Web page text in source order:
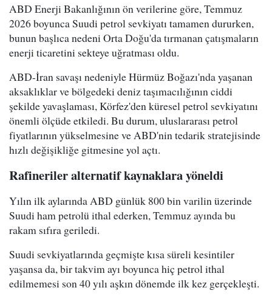
ABD Enerji Bakanlığının ön verilerine göre, Temmuz
2026 boyunca Suudi petrol sevkiyatı tamamen dururken,
bunun başlıca nedeni Orta Doğu'da tırmanan çatışmaların
enerji ticaretini sekteye uğratması oldu.
ABD-İran savaşı nedeniyle Hürmüz Boğazı'nda yaşanan
aksaklıklar ve bölgedeki deniz taşımacılığının ciddi
şekilde yavaşlaması, Körfez'den küresel petrol sevkiyatını
önemli ölçüde etkiledi. Bu durum, uluslararası petrol
fiyatlarının yükselmesine ve ABD'nin tedarik stratejisinde
hızlı değişikliğe gitmesine yol açtı.
Rafineriler alternatif kaynaklara yöneldi
Yılın ilk aylarında ABD günlük 800 bin varilin üzerinde
Suudi ham petrolü ithal ederken, Temmuz ayında bu
rakam sıfıra geriledi.
Suudi sevkiyatlarında geçmişte kısa süreli kesintiler
yaşansa da, bir takvim ayı boyunca hiç petrol ithal
edilmemesi son 40 yılı aşkın dönemde ilk kez gerçekleşti.